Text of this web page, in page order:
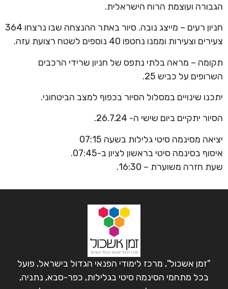
הגבורה ועוצמת הרוח הישראלית.
חניון רעים – מייצג נובה. סיור באתר ההנצחה שבו נרצחו 364
צעירים וצעירות וממנו נחטפו 40 נוספים לשטח רצועת עזה.
תקומה – מראה בלתי נתפס של חניון שרידי הרכבים
השרופים על כביש 25.
יתכנו שינויים במסלול הסיור בכפוף למצב הביטחוני.
הסיור יתקיים ביום שישי ה- 26.7.24.
יציאה מסינמה סיטי גלילות בשעה 07:15
איסוף בסינמה סיטי בראשון לציון ב-07:45.
שעת חזרה משוערת – 16:30.
"זמן אשכול", מרכז לימודי הפנאי הגדול בישראל, פועל
בכל מתחמי הסינמה סיטי בגלילות, כפר-סבא, נתניה,